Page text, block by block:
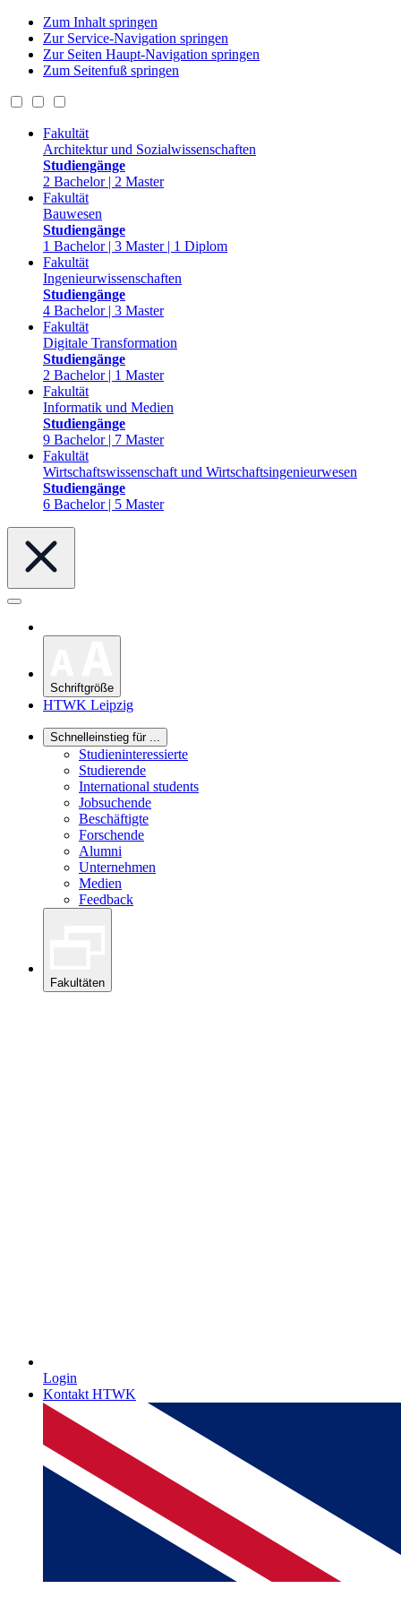
Zum Inhalt springen
Zur Service-Navigation springen
Zur Seiten Haupt-Navigation springen
Zum Seitenfuß springen
Fakultät
Architektur und Sozialwissenschaften
Studiengänge
2 Bachelor | 2 Master
Fakultät
Bauwesen
Studiengänge
1 Bachelor | 3 Master | 1 Diplom
Fakultät
Ingenieurwissenschaften
Studiengänge
4 Bachelor | 3 Master
Fakultät
Digitale Transformation
Studiengänge
2 Bachelor | 1 Master
Fakultät
Informatik und Medien
Studiengänge
9 Bachelor | 7 Master
Fakultät
Wirtschaftswissenschaft und Wirtschaftsingenieurwesen
Studiengänge
6 Bachelor | 5 Master
Schriftgröße
HTWK Leipzig
Schnelleinstieg für ...
Studieninteressierte
Studierende
International students
Jobsuchende
Beschäftigte
Forschende
Alumni
Unternehmen
Medien
Feedback
Fakultäten
Login
Kontakt HTWK